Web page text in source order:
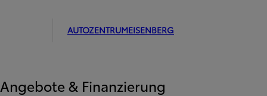
AUTOZENTRUMEISENBERG
Angebote & Finanzierung